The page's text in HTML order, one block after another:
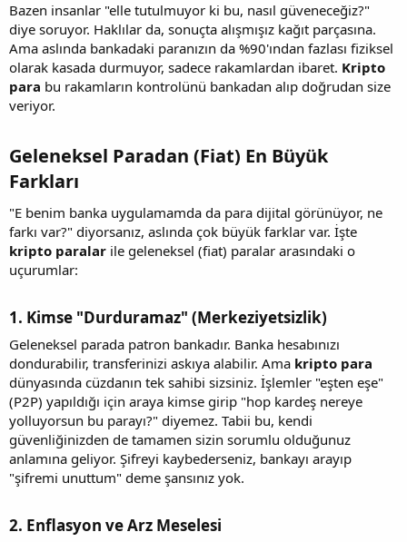
Bazen insanlar "elle tutulmuyor ki bu, nasıl güveneceğiz?"
diye soruyor. Haklılar da, sonuçta alışmışız kağıt parçasına.
Ama aslında bankadaki paranızın da %90'ından fazlası fiziksel
olarak kasada durmuyor, sadece rakamlardan ibaret. Kripto
para bu rakamların kontrolünü bankadan alıp doğrudan size
veriyor.
Geleneksel Paradan (Fiat) En Büyük
Farkları​
"E benim banka uygulamamda da para dijital görünüyor, ne
farkı var?" diyorsanız, aslında çok büyük farklar var. İşte
kripto paralar ile geleneksel (fiat) paralar arasındaki o
uçurumlar:
1. Kimse "Durduramaz" (Merkeziyetsizlik)​
Geleneksel parada patron bankadır. Banka hesabınızı
dondurabilir, transferinizi askıya alabilir. Ama kripto para
dünyasında cüzdanın tek sahibi sizsiniz. İşlemler "eşten eşe"
(P2P) yapıldığı için araya kimse girip "hop kardeş nereye
yolluyorsun bu parayı?" diyemez. Tabii bu, kendi
güvenliğinizden de tamamen sizin sorumlu olduğunuz
anlamına geliyor. Şifreyi kaybederseniz, bankayı arayıp
"şifremi unuttum" deme şansınız yok.
2. Enflasyon ve Arz Meselesi​